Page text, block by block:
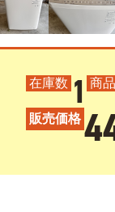
在庫数 1 商
販売価格